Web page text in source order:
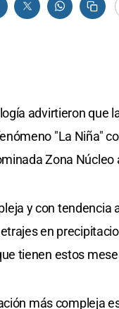
advirtieron que
"La Niña"
Zona Núcleo
y con
en
tienen estos
más compleja